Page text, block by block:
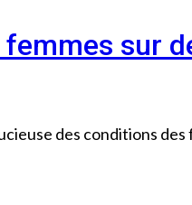
sur
des conditions